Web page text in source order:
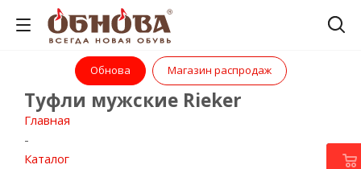
Обнова Магазин распродаж
Туфли мужские Rieker
Главная
-
Каталог